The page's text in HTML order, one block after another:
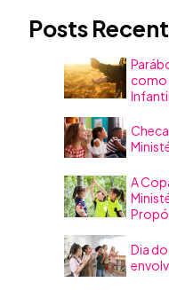
Posts
como
Infantil
A
Dia